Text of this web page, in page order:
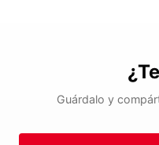
Guárdalo y